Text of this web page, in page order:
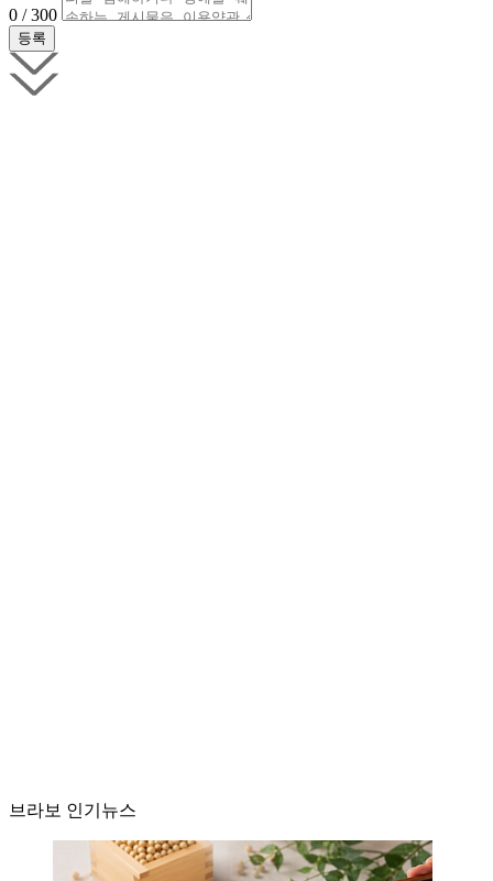
0 / 300
브라보 인기뉴스